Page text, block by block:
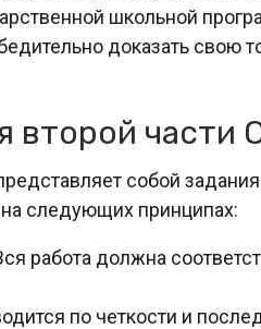
школьной
доказать свою
второй части
собой
следующих принципах:
работа должна
по четкости и